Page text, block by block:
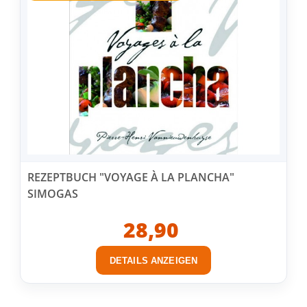
REZEPTBUCH "VOYAGE À LA PLANCHA"
SIMOGAS
28,90
DETAILS ANZEIGEN